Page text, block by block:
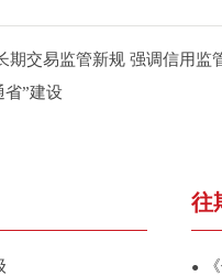
期交易监管新规 强调信用监
省”建设
往
●